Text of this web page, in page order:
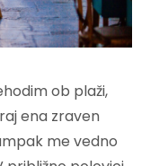
ob plaži,
ena zraven
me vedno